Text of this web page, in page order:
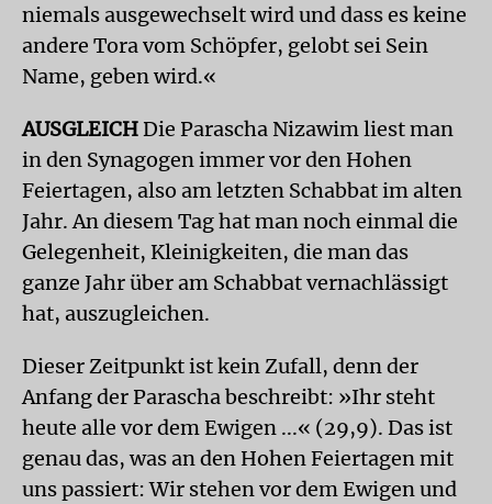
niemals ausgewechselt wird und dass es keine
andere Tora vom Schöpfer, gelobt sei Sein
Name, geben wird.«
AUSGLEICHDie Parascha Nizawim liest man
in den Synagogen immer vor den Hohen
Feiertagen, also am letzten Schabbat im alten
Jahr. An diesem Tag hat man noch einmal die
Gelegenheit, Kleinigkeiten, die man das
ganze Jahr über am Schabbat vernachlässigt
hat, auszugleichen.
Dieser Zeitpunkt ist kein Zufall, denn der
Anfang der Parascha beschreibt: »Ihr steht
heute alle vor dem Ewigen ...« (29,9). Das ist
genau das, was an den Hohen Feiertagen mit
uns passiert: Wir stehen vor dem Ewigen und